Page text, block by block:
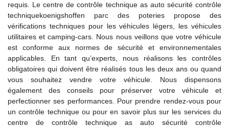
requis. Le centre de contrôle technique as auto sécurité contrôle
techniquekoenigshoffen parc des poteries propose des
vérifications techniques pour les véhicules légers, les véhicules
utilitaires et camping-cars. Nous nous veillons que votre véhicule
est conforme aux normes de sécurité et environnementales
applicables. En tant qu’experts, nous réalisons les contrôles
obligatoires qui doivent être réalisés tous les deux ans ou quand
vous souhaitez vendre votre véhicule. Nous dispensons
également des conseils pour préserver votre véhicule et
perfectionner ses performances. Pour prendre rendez-vous pour
un contrôle technique ou pour en savoir plus sur les services du
centre de contrôle technique as auto sécurité contrôle